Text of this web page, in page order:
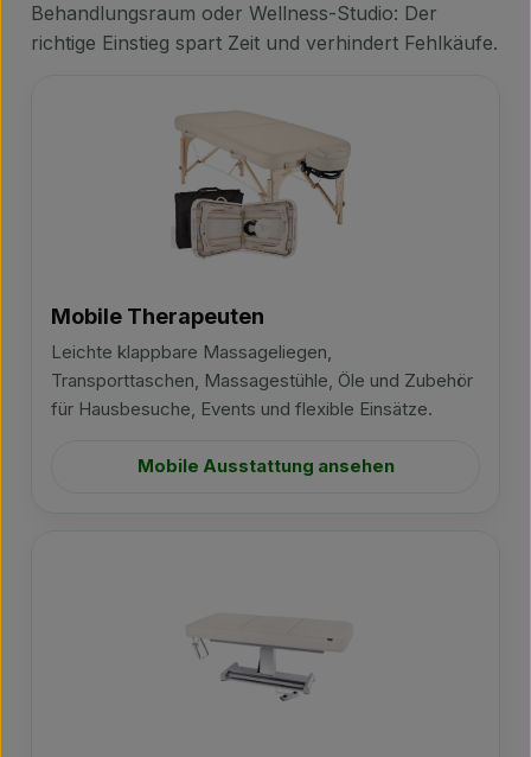
Behandlungsraum oder Wellness-Studio: Der
richtige Einstieg spart Zeit und verhindert Fehlkäufe.
Mobile Therapeuten
Leichte klappbare Massageliegen,
Transporttaschen, Massagestühle, Öle und Zubehör
für Hausbesuche, Events und flexible Einsätze.
Mobile Ausstattung ansehen